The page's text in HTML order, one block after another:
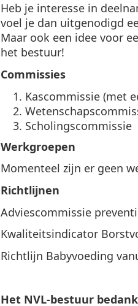
Heb je interesse in
voel je dan uitgenodigd
Maar ook een idee voor
het bestuur!
Commissies
Kascommissie (met
Scholingscommissie
Werkgroepen
Momenteel zijn er geen
Richtlijnen
Adviescommissie
Kwaliteitsindicator
Richtlijn Babyvoeding
Het NVL-bestuur